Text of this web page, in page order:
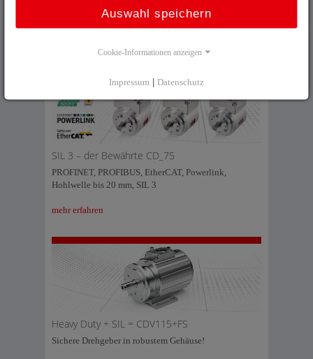
Anwendungen nach Sicherheitsstandard SIL3!
SIL 3 – der Bewährte CD_75
PROFINET, PROFIBUS, EtherCAT, Powerlink,
Hohlwelle bis 20 mm, SIL 3
mehr erfahren
Heavy Duty + SIL = CDV115+FS
Sichere Drehgeber in robustem Gehäuse!
Auswahl speichern
Cookie-Informationen anzeigen
Impressum | Datenschutz